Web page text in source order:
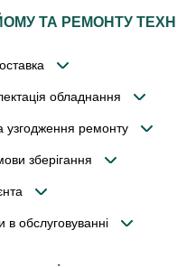
ТА РЕМОНТУ
обладнання
узгодження ремонту
зберігання
в обслуговуванні